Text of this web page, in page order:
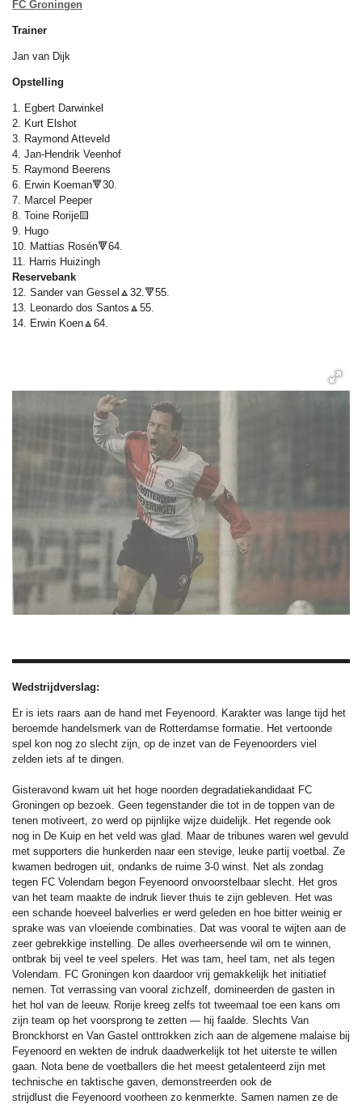
FC Groningen
Trainer
Jan van Dijk
Opstelling
1. Egbert Darwinkel
2. Kurt Elshot
3. Raymond Atteveld
4. Jan-Hendrik Veenhof
5. Raymond Beerens
6. Erwin Koeman🔻30.
7. Marcel Peeper
8. Toine Rorije🟨
9. Hugo
10. Mattias Rosén🔻64.
11. Harris Huizingh
Reservebank
12. Sander van Gessel🔼32.🔻55.
13. Leonardo dos Santos🔼55.
14. Erwin Koen🔼64.
Wedstrijdverslag:
Er is iets raars aan de hand met Feyenoord. Karakter was lange tijd het
beroemde handelsmerk van de Rotterdamse formatie. Het vertoonde
spel kon nog zo slecht zijn, op de inzet van de Feyenoorders viel
zelden iets af te dingen.
Gisteravond kwam uit het hoge noorden degradatiekandidaat FC
Groningen op bezoek. Geen tegenstander die tot in de toppen van de
tenen motiveert, zo werd op pijnlijke wijze duidelijk. Het regende ook
nog in De Kuip en het veld was glad. Maar de tribunes waren wel gevuld
met supporters die hunkerden naar een stevige, leuke partij voetbal. Ze
kwamen bedrogen uit, ondanks de ruime 3-0 winst. Net als zondag
tegen FC Volendam begon Feyenoord onvoorstelbaar slecht. Het gros
van het team maakte de indruk liever thuis te zijn gebleven. Het was
een schande hoeveel balverlies er werd geleden en hoe bitter weinig er
sprake was van vloeiende combinaties. Dat was vooral te wijten aan de
zeer gebrekkige instelling. De alles overheersende wil om te winnen,
ontbrak bij veel te veel spelers. Het was tam, heel tam, net als tegen
Volendam. FC Groningen kon daardoor vrij gemakkelijk het initiatief
nemen. Tot verrassing van vooral zichzelf, domineerden de gasten in
het hol van de leeuw. Rorije kreeg zelfs tot tweemaal toe een kans om
zijn team op het voorsprong te zetten — hij faalde. Slechts Van
Bronckhorst en Van Gastel onttrokken zich aan de algemene malaise bij
Feyenoord en wekten de indruk daadwerkelijk tot het uiterste te willen
gaan. Nota bene de voetballers die het meest getalenteerd zijn met
technische en taktische gaven, demonstreerden ook de
strijdlust die Feyenoord voorheen zo kenmerkte. Samen namen ze de